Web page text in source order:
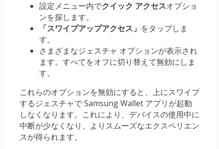
設定メニュー内でクイック アクセスオプショ
ンを探します。
「スワイプアップアクセス」 をタップしま
す。
さまざまなジェスチャ オプションが表示され
ます。すべてをオフに切り替えて無効にしま
す。
これらのオプションを無効にすると、上にスワイプ
するジェスチャで Samsung Wallet アプリが起動
しなくなります。これにより、デバイスの使用中に
中断が少なくなり、よりスムーズなエクスペリエン
スが得られます。